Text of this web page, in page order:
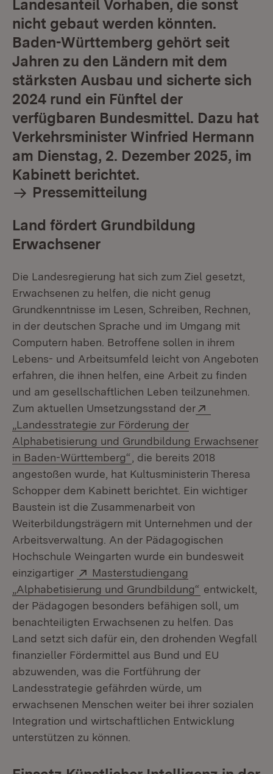
Landesanteil Vorhaben, die sonst
nicht gebaut werden könnten.
Baden-Württemberg gehört seit
Jahren zu den Ländern mit dem
stärksten Ausbau und sicherte sich
2024 rund ein Fünftel der
verfügbaren Bundesmittel. Dazu hat
Verkehrsminister Winfried Hermann
am Dienstag, 2. Dezember 2025, im
Kabinett berichtet.
Pressemitteilung
Land fördert Grundbildung
Erwachsener
Die Landesregierung hat sich zum Ziel gesetzt,
Erwachsenen zu helfen, die nicht genug
Grundkenntnisse im Lesen, Schreiben, Rechnen,
in der deutschen Sprache und im Umgang mit
Computern haben. Betroffene sollen in ihrem
Lebens- und Arbeitsumfeld leicht von Angeboten
erfahren, die ihnen helfen, eine Arbeit zu finden
und am gesellschaftlichen Leben teilzunehmen.
Zum aktuellen Umsetzungsstand der
„Landesstrategie zur Förderung der
Alphabetisierung und Grundbildung Erwachsener
in Baden-Württemberg“ (Öffnet in neuem Fenster)
, die bereits 2018
angestoßen wurde, hat Kultusministerin Theresa
Schopper dem Kabinett berichtet. Ein wichtiger
Baustein ist die Zusammenarbeit von
Weiterbildungsträgern mit Unternehmen und der
Arbeitsverwaltung. An der Pädagogischen
Hochschule Weingarten wurde ein bundesweit
einzigartiger
Extern:
Masterstudiengang
„Alphabetisierung und Grundbildung“ (Öffnet in
entwickelt,
der Pädagogen besonders befähigen soll, um
benachteiligten Erwachsenen zu helfen. Das
Land setzt sich dafür ein, den drohenden Wegfall
finanzieller Fördermittel aus Bund und EU
abzuwenden, was die Fortführung der
Landesstrategie gefährden würde, um
erwachsenen Menschen weiter bei ihrer sozialen
Integration und wirtschaftlichen Entwicklung
unterstützen zu können.